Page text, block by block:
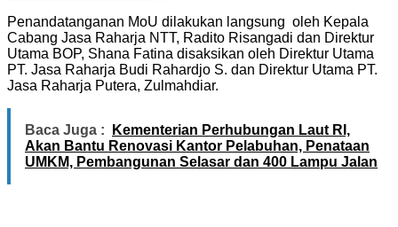
Penandatanganan MoU dilakukan langsung oleh Kepala
Cabang Jasa Raharja NTT, Radito Risangadi dan Direktur
Utama BOP, Shana Fatina disaksikan oleh Direktur Utama
PT. Jasa Raharja Budi Rahardjo S. dan Direktur Utama PT.
Jasa Raharja Putera, Zulmahdiar.
Baca Juga :
Kementerian Perhubungan Laut RI,
Akan Bantu Renovasi Kantor Pelabuhan, Penataan
UMKM, Pembangunan Selasar dan 400 Lampu Jalan